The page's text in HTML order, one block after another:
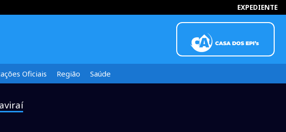
EXPEDIENTE
Oficiais Região Saúde